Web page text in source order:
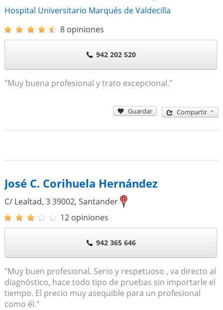
Hospital Universitario Marqués de Valdecilla
8 opiniones
942 202 520
"Muy buena profesional y trato excepcional."
Guardar Compartir
José C. Corihuela Hernández
C/ Lealtad, 339002, Santander
12 opiniones
942 365 646
"Muy buen profesional. Serio y respetuoso , va directo al
diagnóstico, hace todo tipo de pruebas sin importarle el
tiempo. El precio muy asequible para un profesional
como él."